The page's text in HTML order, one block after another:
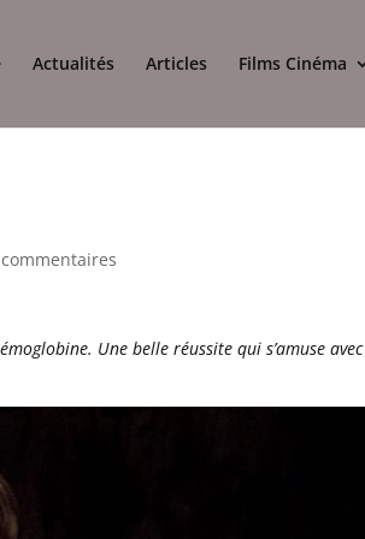
Actualités Articles Films Cinéma
Une belle réussite qui s’amuse avec